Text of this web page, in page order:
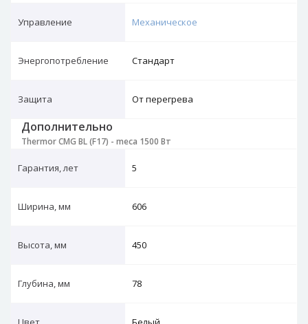
Управление Механическое
Энергопотребление Стандарт
Защита От перегрева
Дополнительно
Thermor CMG BL (F17) - meca 1500 Вт
Гарантия, лет 5
Ширина, мм 606
Высота, мм 450
Глубина, мм 78